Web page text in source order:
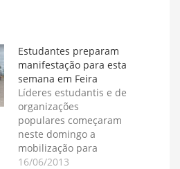
Estudantes preparam
manifestação para esta
semana em Feira
Líderes estudantis e de
organizações
populares começaram
neste domingo a
mobilização para
realizar uma
16/06/2013